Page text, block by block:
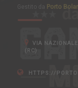
Gestito da Porto
VIA
(RC)
HTTPS://